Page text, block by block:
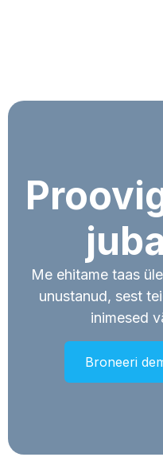
Me ehitame taas
unustanud, sest
inimesed
Broneeri